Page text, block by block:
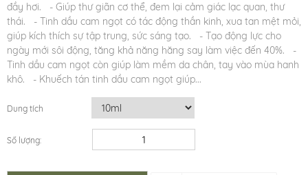
đầy hơi. - Giúp thư giãn cơ thể, đem lại cảm giác lạc quan, thư
thái. - Tinh dầu cam ngọt có tác động thần kinh, xua tan mệt mỏi,
giúp kích thích sự tập trung, sức sáng tạo. - Tạo động lực cho
ngày mới sôi động, tăng khả năng hăng say làm việc đến 40%. -
Tinh dầu cam ngọt còn giúp làm mềm da chân, tay vào mùa hanh
khô. - Khuếch tán tinh dầu cam ngọt giúp...
Dung tích
Số lượng: